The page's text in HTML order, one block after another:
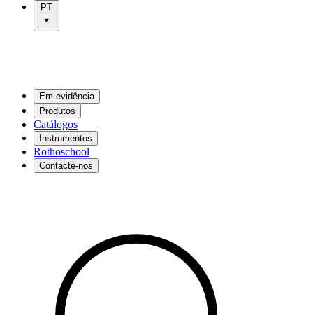
PT
Em evidência
Produtos
Catálogos
Instrumentos
Rothoschool
Contacte-nos